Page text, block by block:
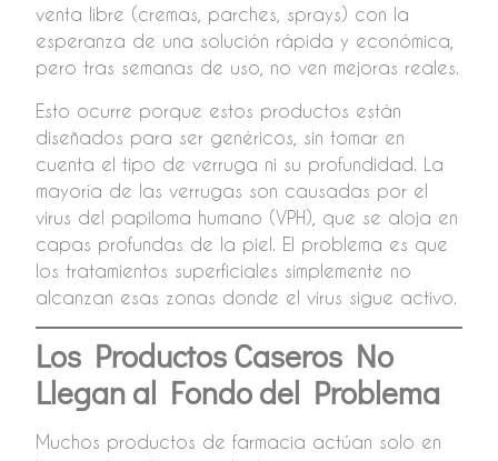
venta libre (cremas, parches, sprays) con la
esperanza de una solución rápida y económica,
pero tras semanas de uso, no ven mejoras reales.
Esto ocurre porque estos productos están
diseñados para ser genéricos, sin tomar en
cuenta el tipo de verruga ni su profundidad. La
mayoría de las verrugas son causadas por el
virus del papiloma humano (VPH), que se aloja en
capas profundas de la piel. El problema es que
los tratamientos superficiales simplemente no
alcanzan esas zonas donde el virus sigue activo.
Los Productos Caseros No
Llegan al Fondo del Problema
Muchos productos de farmacia actúan solo en